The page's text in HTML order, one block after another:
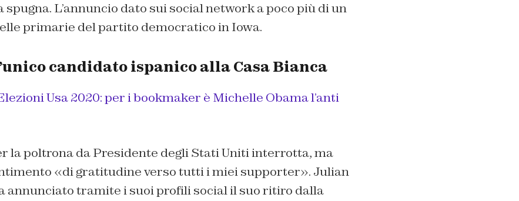
spugna. L’annuncio dato sui social network a poco più di un
primarie del partito democratico in Iowa.
candidato ispanico alla Casa Bianca
Usa 2020: per i bookmaker è Michelle Obama l’anti
la poltrona da Presidente degli Stati Uniti interrotta, ma
«di gratitudine verso tutti i miei supporter». Julian
annunciato tramite i suoi profili social il suo ritiro dalla